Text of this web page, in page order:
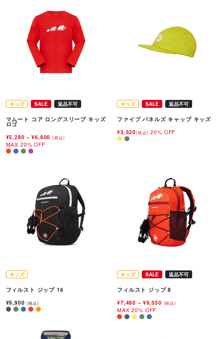
キッズ SALE 返品不可
マムート コア ロングスリーブ キッズ
ロゴ
¥5,280~ ¥6,600(税込)
MAX 20% OFF
キッズ SALE 返品不可
ファイブ パネルズ キャップ キッズ
¥3,520(税込) 20% OFF
キッズ
フィルスト ジップ 16
¥9,900(税込)
キッズ SALE 返品不可
フィルスト ジップ 8
¥7,480 ~ ¥9,350 (税込)
MAX 20% OFF